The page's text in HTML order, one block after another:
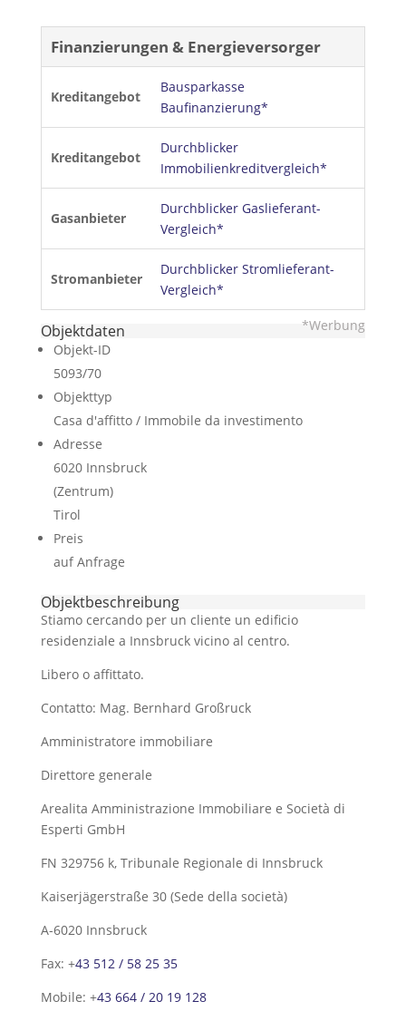
Finanzierungen & Energieversorger
Kreditangebot
Bausparkasse
Baufinanzierung*
Kreditangebot
Durchblicker
Immobilienkreditvergleich*
Gasanbieter
Durchblicker Gaslieferant-
Vergleich*
Stromanbieter
Durchblicker Stromlieferant-
Vergleich*
*Werbung
Objektdaten
Objekt-ID
5093/70
Objekttyp
Casa d'affitto / Immobile da investimento
Adresse
6020 Innsbruck
(Zentrum)
Tirol
Preis
auf Anfrage
Objekt­beschreibung
Stiamo cercando per un cliente un edificio
residenziale a Innsbruck vicino al centro.
Libero o affittato.
Contatto: Mag. Bernhard Großruck
Amministratore immobiliare
Direttore generale
Arealita Amministrazione Immobiliare e Società di
Esperti GmbH
FN 329756 k, Tribunale Regionale di Innsbruck
Kaiserjägerstraße 30 (Sede della società)
A-6020 Innsbruck
Fax: +43 512 / 58 25 35
Mobile: +43 664 / 20 19 128